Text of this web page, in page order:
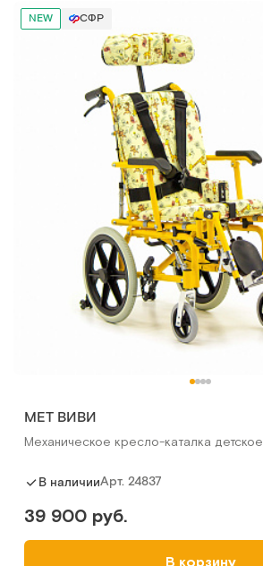
NEW СФР
МЕТ ВИВИ
Механическое кресло-каталка детское
В наличииАрт. 24837
39 900 руб.
В корзину